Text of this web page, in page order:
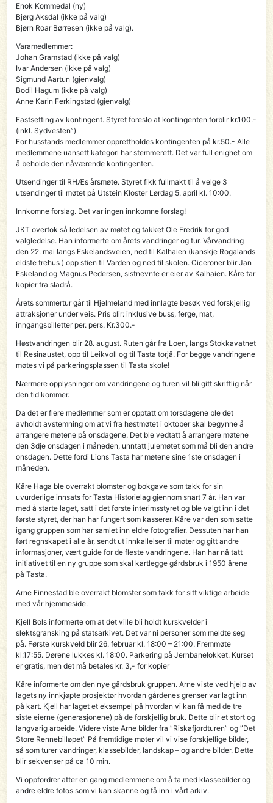
Enok Kommedal (ny)
Bjørg Aksdal (ikke på valg)
Bjørn Roar Børresen (ikke på valg).
Varamedlemmer:
Johan Gramstad (ikke på valg)
Ivar Andersen (ikke på valg)
Sigmund Aartun (gjenvalg)
Bodil Hagum (ikke på valg)
Anne Karin Ferkingstad (gjenvalg)
Fastsetting av kontingent. Styret foreslo at kontingenten forblir kr.100.-
(inkl. Sydvesten”)
For husstands medlemmer opprettholdes kontingenten på kr.50.- Alle
medlemmene uansett kategori har stemmerett. Det var full enighet om
å beholde den nåværende kontingenten.
Utsendinger til RHÆs årsmøte. Styret fikk fullmakt til å velge 3
utsendinger til møtet på Utstein Kloster Lørdag 5. april kl. 10:00.
Innkomne forslag. Det var ingen innkomne forslag!
JKT overtok så ledelsen av møtet og takket Ole Fredrik for god
valgledelse. Han informerte om årets vandringer og tur. Vårvandring
den 22. mai langs Eskelandsveien, ned til Kalhaien (kanskje Rogalands
eldste trehus ) opp stien til Varden og ned til skolen. Ciceroner blir Jan
Eskeland og Magnus Pedersen, sistnevnte er eier av Kalhaien. Kåre tar
kopier fra sladrå.
Årets sommertur går til Hjelmeland med innlagte besøk ved forskjellig
attraksjoner under veis. Pris blir: inklusive buss, ferge, mat,
inngangsbilletter per. pers. Kr.300.-
Høstvandringen blir 28. august. Ruten går fra Loen, langs Stokkavatnet
til Resinaustet, opp til Leikvoll og til Tasta torjå. For begge vandringene
møtes vi på parkeringsplassen til Tasta skole!
Nærmere opplysninger om vandringene og turen vil bli gitt skriftlig når
den tid kommer.
Da det er flere medlemmer som er opptatt om torsdagene ble det
avholdt avstemning om at vi fra høstmøtet i oktober skal begynne å
arrangere møtene på onsdagene. Det ble vedtatt å arrangere møtene
den 3dje onsdagen i måneden, unntatt julemøtet som må bli den andre
onsdagen. Dette fordi Lions Tasta har møtene sine 1ste onsdagen i
måneden.
Kåre Haga ble overrakt blomster og bokgave som takk for sin
uvurderlige innsats for Tasta Historielag gjennom snart 7 år. Han var
med å starte laget, satt i det første interimsstyret og ble valgt inn i det
første styret, der han har fungert som kasserer. Kåre var den som satte
igang gruppen som har samlet inn eldre fotografier. Dessuten har han
ført regnskapet i alle år, sendt ut innkallelser til møter og gitt andre
informasjoner, vært guide for de fleste vandringene. Han har nå tatt
initiativet til en ny gruppe som skal kartlegge gårdsbruk i 1950 årene
på Tasta.
Arne Finnestad ble overrakt blomster som takk for sitt viktige arbeide
med vår hjemmeside.
Kjell Bols informerte om at det ville bli holdt kurskvelder i
slektsgransking på statsarkivet. Det var ni personer som meldte seg
på. Første kurskveld blir 26. februar kl. 18:00 – 21:00. Fremmøte
kl.17:55. Dørene lukkes kl. 18:00. Parkering på Jernbanelokket. Kurset
er gratis, men det må betales kr. 3,- for kopier
Kåre informerte om den nye gårdsbruk gruppen. Arne viste ved hjelp av
lagets ny innkjøpte prosjektør hvordan gårdenes grenser var lagt inn
på kart. Kjell har laget et eksempel på hvordan vi kan få med de tre
siste eierne (generasjonene) på de forskjellig bruk. Dette blir et stort og
langvarig arbeide. Videre viste Arne bilder fra ”Riskafjordturen” og ”Det
Store Rennebilløpet” På fremtidige møter vil vi vise forskjellige bilder,
så som turer vandringer, klassebilder, landskap – og andre bilder. Dette
blir sekvenser på ca 10 min.
Vi oppfordrer atter en gang medlemmene om å ta med klassebilder og
andre eldre fotos som vi kan skanne og få inn i vårt arkiv.